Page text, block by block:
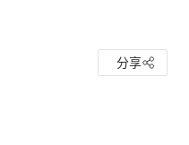
分享